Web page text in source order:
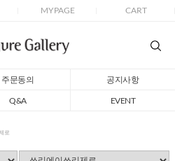
MYPAGE CART
주문동의
공지사항
Q&A EVENT
로